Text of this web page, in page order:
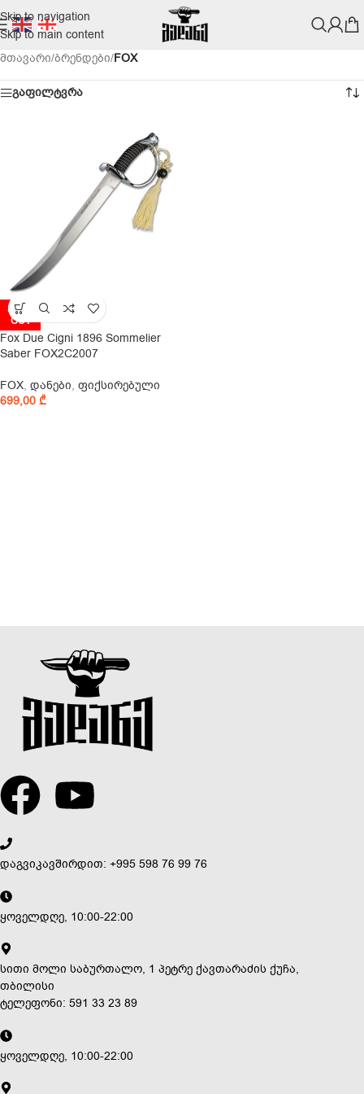
Skip to navigation
Skip to main content
მთავარი/ბრენდები/FOX
გაფილტვრა
SOLD
OUT
Fox Due Cigni 1896 Sommelier
Saber FOX2C2007
FOX, დანები, ფიქსირებული
699,00 ₾
დაგვიკავშირდით: +995 598 76 99 76
ყოველდღე, 10:00-22:00
სითი მოლი საბურთალო, 1 პეტრე ქავთარაძის ქუჩა,
თბილისი
ტელეფონი: 591 33 23 89
ყოველდღე, 10:00-22:00